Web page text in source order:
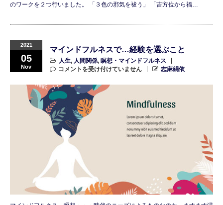
のワークを２つ行いました。 「３色の邪気を祓う」 「吉方位から福…
2021
05
Nov
マインドフルネスで…経験を選ぶこと
人生, 人間関係, 瞑想・マインドフルネス
コメントを受け付けていません
志麻絹依